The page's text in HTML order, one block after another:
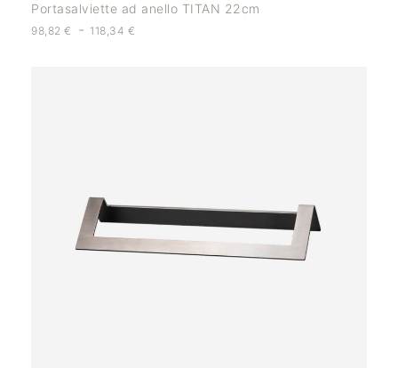
Portasalviette ad anello TITAN 22cm
98,82 € - 118,34 €